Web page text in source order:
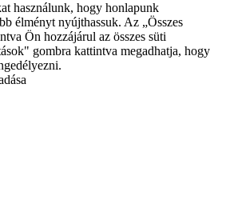
használunk, hogy honlapunk
élményt nyújthassuk. Az „Összes
Ön hozzájárul az összes süti
gombra kattintva megadhatja, hogy